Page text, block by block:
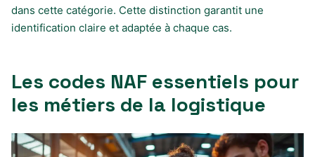
dans cette catégorie. Cette distinction garantit une
identification claire et adaptée à chaque cas.
Les codes NAF essentiels pour
les métiers de la logistique